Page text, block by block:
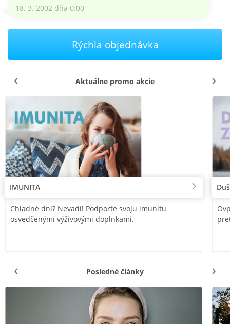
18. 3. 2002 dňa 0:00
Rýchla objednávka
Aktuálne promo akcie
IMUNITA
Chladné dni? Nevadí! Podporte svoju imunitu
osvedčenými výživovými doplnkami.
Posledné články